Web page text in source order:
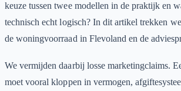
keuze tussen twee modellen in de praktijk en
technisch echt logisch? In dit artikel trekken
de woningvoorraad in Flevoland en de
We vermijden daarbij losse marketingclaims.
moet vooral kloppen in vermogen,